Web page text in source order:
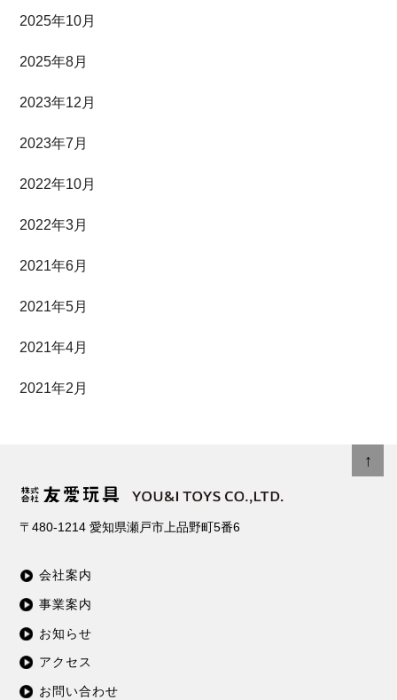
2025年10月
2025年8月
2023年12月
2023年7月
2022年10月
2022年3月
2021年6月
2021年5月
2021年4月
2021年2月
〒480-1214 愛知県瀬戸市上品野町5番6
会社案内
事業案内
お知らせ
アクセス
お問い合わせ
↑